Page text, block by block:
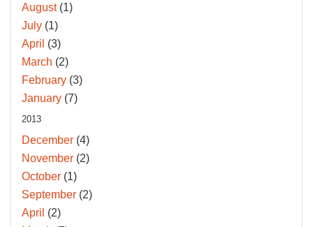
August(1)
July (1)
April (3)
March (2)
February (3)
January (7)
2013
December (4)
November (2)
October (1)
September (2)
April (2)